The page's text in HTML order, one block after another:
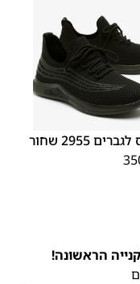
41
42
43
2955 שחור